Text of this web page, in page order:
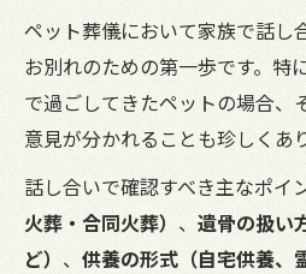
ペット葬儀において家族で話し
お別れのための第一歩です。特
で過ごしてきたペットの場合、
意見が分かれることも珍しくあ
話し合いで確認すべき主なポイ
火葬・合同火葬） 、 遺骨の扱い
ど） 、 供養の形式（自宅供養、